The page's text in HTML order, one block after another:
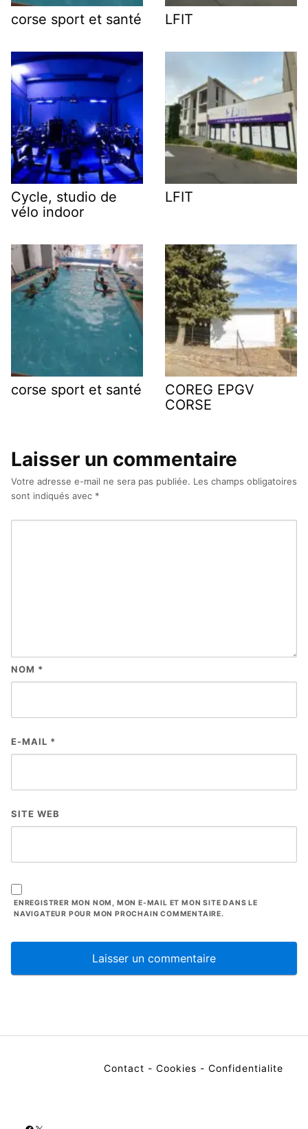
corse sport et santé LFIT
Cycle, studio de
vélo indoor
LFIT
corse sport et santé
COREG EPGV
CORSE
Laisser un commentaire
Votre adresse e-mail ne sera pas publiée. Les champs obligatoires
sont indiqués avec *
NOM *
E-MAIL *
SITE WEB
ENREGISTRER MON NOM, MON E-MAIL ET MON SITE DANS LE
NAVIGATEUR POUR MON PROCHAIN COMMENTAIRE.
Contact - Cookies - Confidentialite